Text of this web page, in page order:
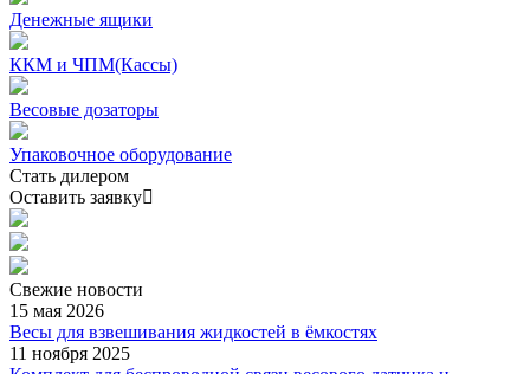
Денежные ящики
ККМ и ЧПМ(Кассы)
Весовые дозаторы
Упаковочное оборудование
Стать дилером
Оставить заявку
Свежие новости
15 мая 2026
Весы для взвешивания жидкостей в ёмкостях
11 ноября 2025